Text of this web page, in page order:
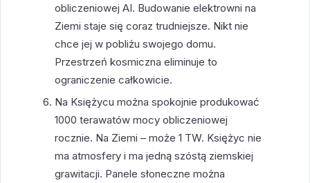
obliczeniowej AI. Budowanie elektrowni na
Ziemi staje się coraz trudniejsze. Nikt nie
chce jej w pobliżu swojego domu.
Przestrzeń kosmiczna eliminuje to
ograniczenie całkowicie.
Na Księżycu można spokojnie produkować
1000 terawatów mocy obliczeniowej
rocznie. Na Ziemi – może 1 TW. Księżyc nie
ma atmosfery i ma jedną szóstą ziemskiej
grawitacji. Panele słoneczne można